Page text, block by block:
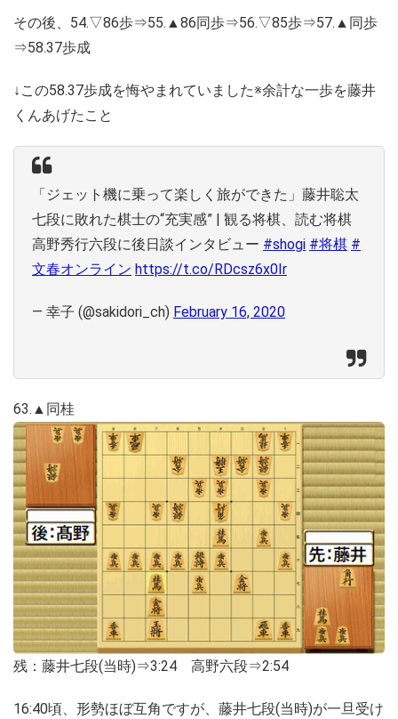
その後、54.▽86歩⇒55.▲86同歩⇒56.▽85歩⇒57.▲同歩
⇒58.37歩成
↓この58.37歩成を悔やまれていました※余計な一歩を藤井
くんあげたこと
「ジェット機に乗って楽しく旅ができた」藤井聡太
七段に敗れた棋士の“充実感” | 観る将棋、読む将棋
高野秀行六段に後日談インタビュー #shogi #将棋 #
文春オンライン https://t.co/RDcsz6x0Ir
— 幸子 (@sakidori_ch) February 16, 2020
63.▲同桂
残：藤井七段(当時)⇒3:24 高野六段⇒2:54
16:40頃、形勢ほぼ互角ですが、藤井七段(当時)が一旦受け